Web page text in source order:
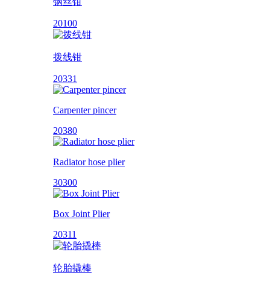
20100
拨线钳
20331
Carpenter pincer
20380
Radiator hose plier
30300
Box Joint Plier
20311
轮胎撬棒